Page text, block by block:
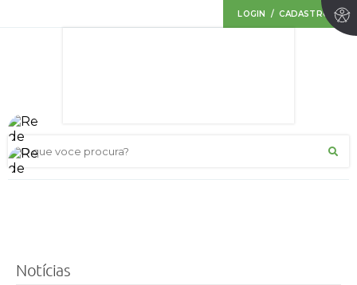
LOGIN / CADASTRO
O que voce procura?
Notícias